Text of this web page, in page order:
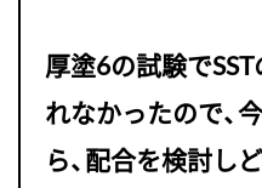
厚塗6の試験で
れなかったので、
ら、配合を検討し